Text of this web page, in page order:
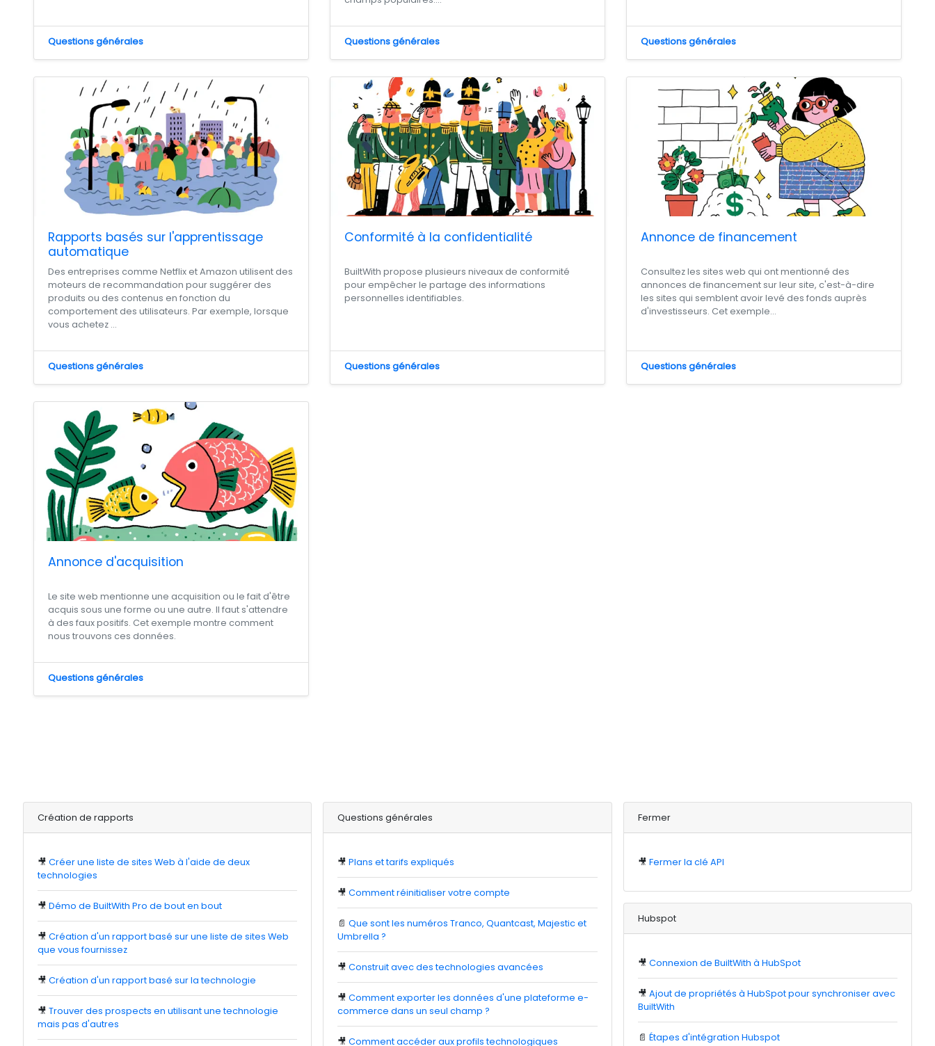
Questions générales Questions générales Questions générales
Rapports basés sur l'apprentissage
automatique
Des entreprises comme Netflix et Amazon utilisent des
moteurs de recommandation pour suggérer des
produits ou des contenus en fonction du
comportement des utilisateurs. Par exemple, lorsque
vous achetez ...
Questions générales
Conformité à la confidentialité
BuiltWith propose plusieurs niveaux de conformité
pour empêcher le partage des informations
personnelles identifiables.
Questions générales
Annonce de financement
Consultez les sites web qui ont mentionné des
annonces de financement sur leur site, c'est-à-dire
les sites qui semblent avoir levé des fonds auprès
d'investisseurs. Cet exemple...
Questions générales
Annonce d'acquisition
Le site web mentionne une acquisition ou le fait d'être
acquis sous une forme ou une autre. Il faut s'attendre
à des faux positifs. Cet exemple montre comment
nous trouvons ces données.
Questions générales
Création de rapports
🎥 Créer une liste de sites Web à l'aide de deux
technologies
🎥 Démo de BuiltWith Pro de bout en bout
🎥 Création d'un rapport basé sur une liste de sites Web
que vous fournissez
🎥 Création d'un rapport basé sur la technologie
🎥 Trouver des prospects en utilisant une technologie
mais pas d'autres
Questions générales
🎥Plans et tarifs expliqués
🎥Comment réinitialiser votre compte
📄Que sont les numéros Tranco, Quantcast, Majestic et
Umbrella ?
🎥Construit avec des technologies avancées
🎥Comment exporter les données d'une plateforme e-
commerce dans un seul champ ?
🎥Comment accéder aux profils technologiques
Fermer
🎥 Fermer la clé API
Hubspot
🎥 Connexion de BuiltWith à HubSpot
🎥 Ajout de propriétés à HubSpot pour synchroniser avec
BuiltWith
📄 Étapes d'intégration Hubspot